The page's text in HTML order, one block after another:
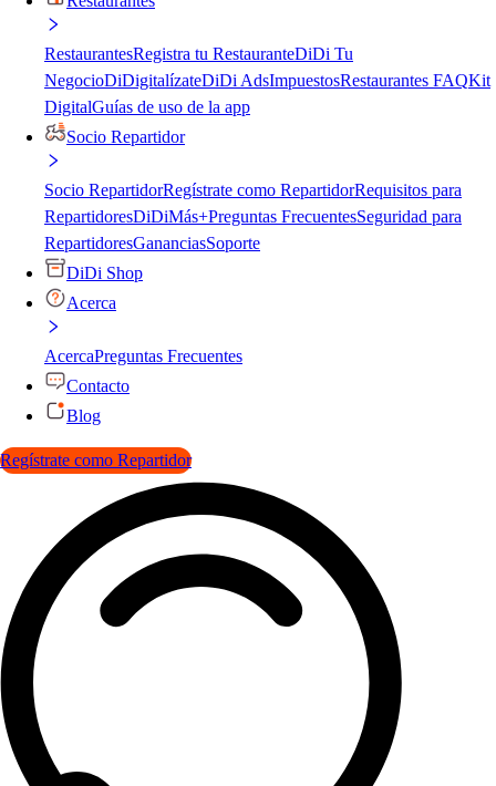
RestaurantesRegistra tu RestauranteDiDi Tu
NegocioDiDigitalízateDiDi AdsImpuestosRestaurantes FAQKit
DigitalGuías de uso de la app
Socio Repartidor
Socio RepartidorRegístrate como RepartidorRequisitos para
RepartidoresDiDiMás+Preguntas FrecuentesSeguridad para
RepartidoresGananciasSoporte
DiDi Shop
Acerca
AcercaPreguntas Frecuentes
Contacto
Blog
Regístrate como Repartidor